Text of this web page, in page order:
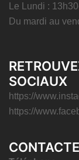
Le Lundi :
Du mardi au
SOCIAUX
https://
https://